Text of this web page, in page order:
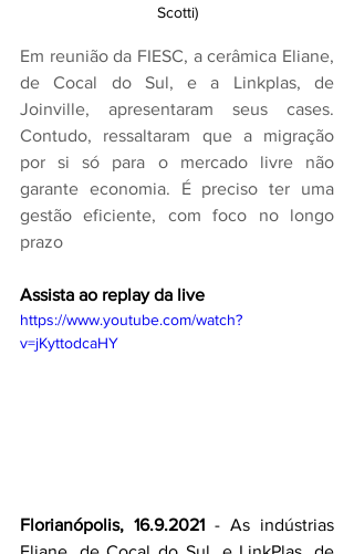
Scotti)
Em reunião da FIESC, a cerâmica Eliane,
de Cocal do Sul, e a Linkplas, de
Joinville, apresentaram seus cases.
Contudo, ressaltaram que a migração
por si só para o mercado livre não
garante economia. É preciso ter uma
gestão eficiente, com foco no longo
prazo
Assista ao replay da live
https://www.youtube.com/watch?
v=jKyttodcaHY
Florianópolis, 16.9.2021 - As indústrias